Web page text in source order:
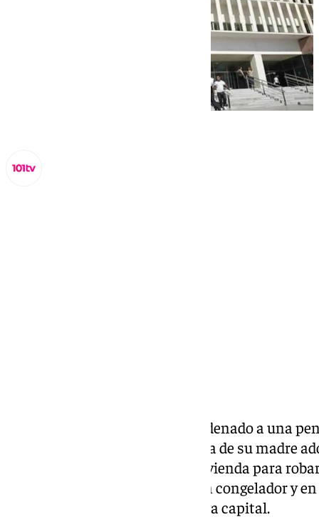
ha condenado a una
a un joven por acabar con la vida de su madre
menor, ató y amordazó en su vivienda para
cuerpo dejándolo primero en un congelador y
dentro de una arqueta en Málaga capital.